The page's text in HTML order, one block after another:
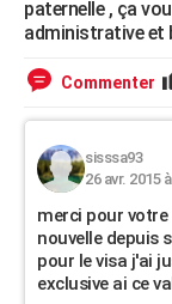
paternelle , ça
administrative et
Commenter
sisssa93
26 avr. 2015
merci pour
nouvelle depuis
pour le visa j'ai
exclusive ai ce